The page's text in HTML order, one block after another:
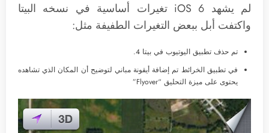
لم يشهد iOS 6 تغيرات أساسية في نسخه البيتا
واكتفت أبل ببعض التغيرات الطفيفة مثل:
تم حذف تطبيق اليوتيوب في بيتا 4.
في تطبيق الخرائط تم إضافة أيقونة مباني لتوضيح أن المكان الذي تشاهده
يحتوى على ميزة التحليق “Flyover”